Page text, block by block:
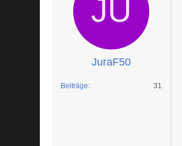
JuraF50
Beiträge 31